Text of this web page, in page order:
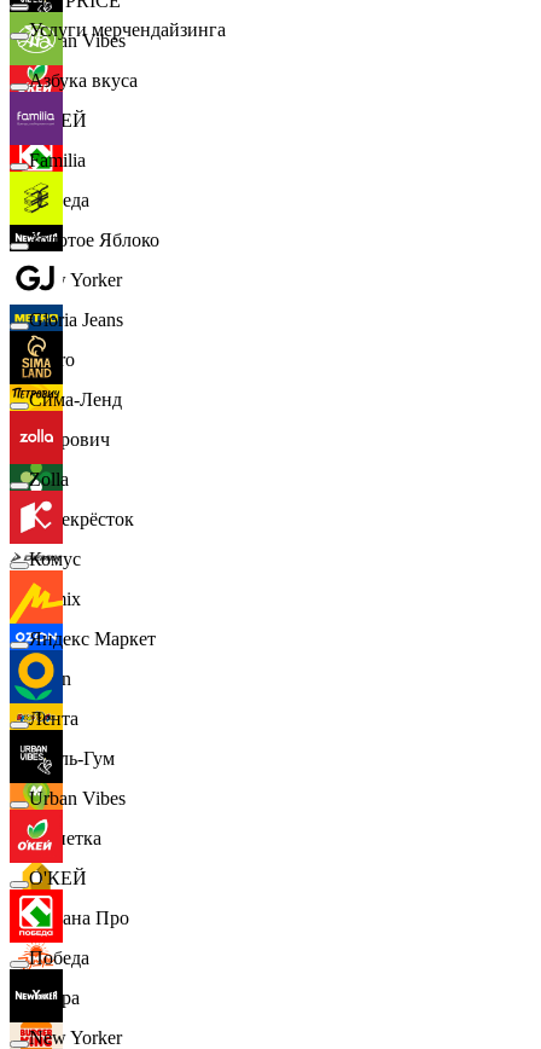
Urban Vibes
О'КЕЙ
Победа
New Yorker
Metro
Петрович
Перекрёсток
Demix
Ozon
Бубль-Гум
Монетка
Лемана Про
7 утра
Азбука вкуса
Familia
Золотое Яблоко
Gloria Jeans
Сима-Ленд
Zolla
Комус
Яндекс Маркет
Лента
Urban Vibes
О'КЕЙ
Победа
New Yorker
Услуги мерчендайзинга